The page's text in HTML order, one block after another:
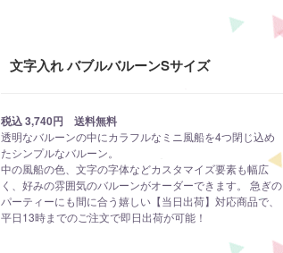
文字入れ バブルバルーンSサイズ
税込 3,740円 送料無料
透明なバルーンの中にカラフルなミニ風船を4つ閉じ込め
たシンプルなバルーン。
中の風船の色、文字の字体などカスタマイズ要素も幅広
く、好みの雰囲気のバルーンがオーダーできます。 急ぎの
パーティーにも間に合う嬉しい【当日出荷】対応商品で、
平日13時までのご注文で即日出荷が可能！